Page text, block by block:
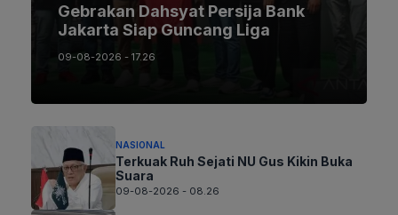
Gebrakan Dahsyat Persija Bank
Jakarta Siap Guncang Liga
09-08-2026 - 17.26
NASIONAL
Terkuak Ruh Sejati NU Gus Kikin Buka
Suara
09-08-2026 - 08.26